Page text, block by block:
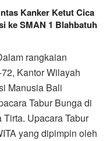
Kanker Ketut Cica
ke SMAN 1 Blahbatuh
rangkaian
Kantor Wilayah
Manusia Bali
Tabur Bunga di
Upacara Tabur
yang dipimpin oleh